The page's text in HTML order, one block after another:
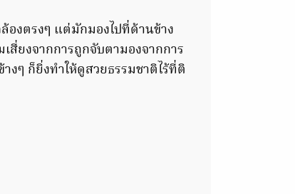
องตรงๆ แต่มักมองไปที่ด้านข้าง
สี่ยงจากการถูกจับตามองจากการ
ๆ ก็ยิ่งทำให้ดูสวยธรรมชาติไร้ที่ติ